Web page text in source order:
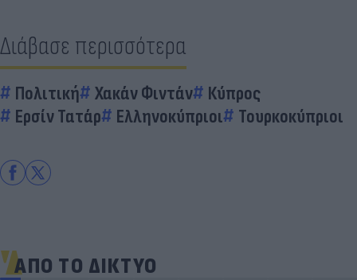
Διάβασε περισσότερα
Πολιτική Χακάν Φιντάν
Κύπρος
Ερσίν Τατάρ
Ελληνοκύπριοι Τουρκοκύπριοι
ΑΠΟ ΤΟ ΔΙΚΤΥΟ